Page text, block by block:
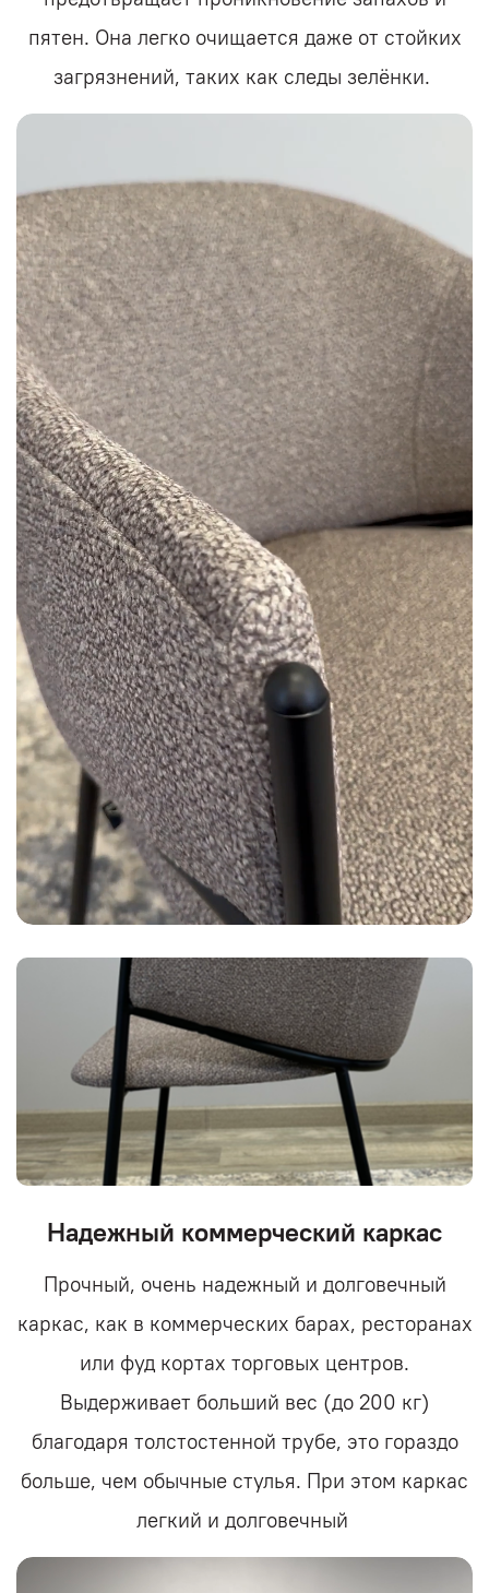
пятен. Она легко очищается даже от стойких
загрязнений, таких как следы зелёнки.
Надежный коммерческий каркас
Прочный, очень надежный и долговечный
каркас, как в коммерческих барах, ресторанах
или фуд кортах торговых центров.
Выдерживает больший вес (до 200 кг)
благодаря толстостенной трубе, это гораздо
больше, чем обычные стулья. При этом каркас
легкий и долговечный